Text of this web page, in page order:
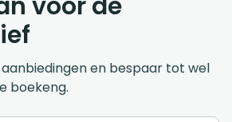
en bespaar tot wel
boekeng.